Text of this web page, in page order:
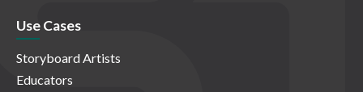
Use Cases
Storyboard Artists
Educators